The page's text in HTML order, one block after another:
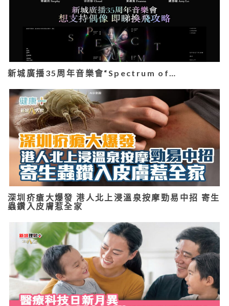
新城廣播35周年音樂會“Spectrum of…
深圳疥瘡大爆發 港人北上浸溫泉按摩勁易中招 寄生
蟲鑽入皮膚惹全家